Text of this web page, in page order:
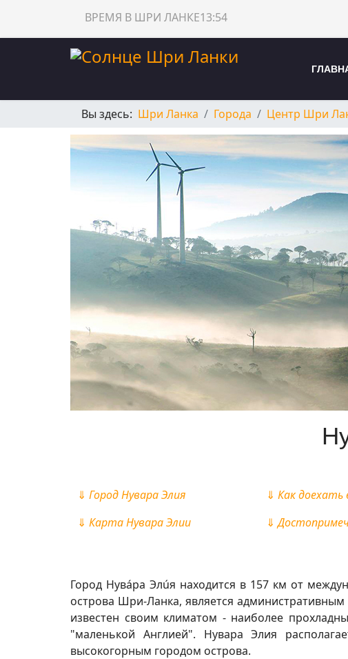
ВРЕМЯ В ШРИ ЛАНКЕ13:54
Вы здесь: Шри Ланка Города Центр Шри
⇓ Город Нувара Элия
⇓ Карта Нувара Элии
⇓Как доехать
⇓
Город Нувáра Элúя находится в 157 км от
острова Шри-Ланка, является
известен своим климатом - наиболее
"маленькой Англией". Нувара Элия
высокогорным городом острова.